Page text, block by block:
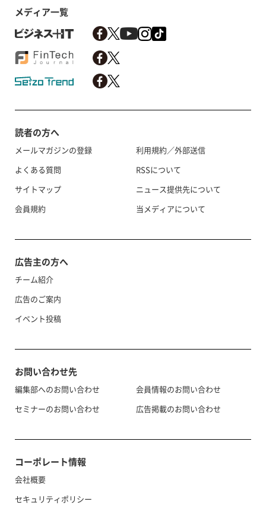
メディア一覧
読者の方へ
メールマガジンの登録
よくある質問
サイトマップ
会員規約
利用規約／外部送信
RSSについて
ニュース提供先について
当メディアについて
広告主の方へ
チーム紹介
広告のご案内
イベント投稿
お問い合わせ先
編集部へのお問い合わせ
セミナーのお問い合わせ
会員情報のお問い合わせ
広告掲載のお問い合わせ
コーポレート情報
会社概要
セキュリティポリシー